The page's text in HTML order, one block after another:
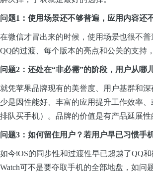
问题1：使用场景还不够普遍，应用内容还
在微信才冒出来的时候，使用场景也很不
QQ的过渡、每个版本的亮点和公关的支持
问题2：还处在“非必需”的阶段，用户从哪
就凭苹果品牌现有的美誉度、用户基群和
少是因性能好、丰富的应用提升工作效率
排队买手机）。品牌的价值是有产品延展
问题3：如何留住用户？若用户早已习惯手
如今iOS的同步性和过渡性早已超越了QQ
Watch可不是要夺取手机的全部地盘，如